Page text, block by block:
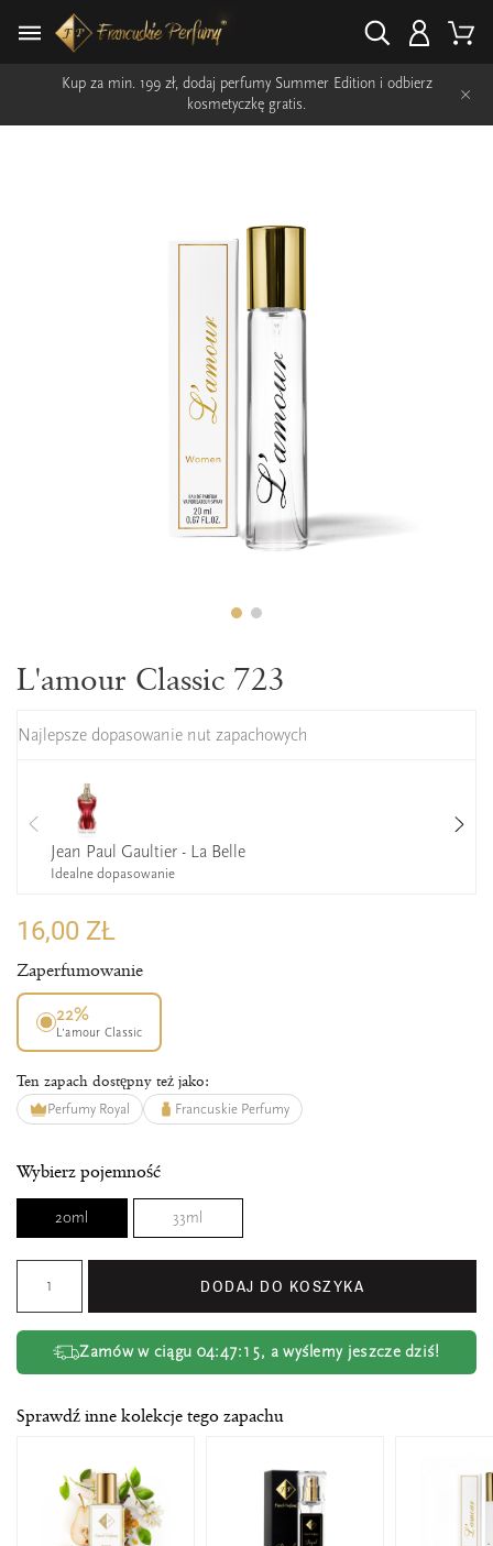
Kup za min. 199 zł, dodaj perfumy Summer Edition i odbierz
kosmetyczkę gratis.
×
L'amour Classic 723
Najlepsze dopasowanie nut zapachowych
Jean Paul Gaultier - La Belle
Idealne dopasowanie
16,00 ZŁ
Zaperfumowanie
22%
L’amour Classic
Ten zapach dostępny też jako:
Perfumy Royal Francuskie Perfumy
Wybierz pojemność
20ml 33ml
DODAJ DO KOSZYKA
Zamów w ciągu 04:47:15, a wyślemy jeszcze dziś!
Sprawdź inne kolekcje tego zapachu